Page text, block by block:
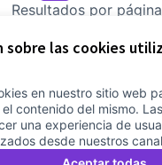
sobre las cookies
en nuestro sitio web
contenido del mismo.
una experiencia de
desde nuestros
Resultados por
de uso
de cookies
en Facebook
en Instagram
en YouTube
Elegir el idiomaChoose